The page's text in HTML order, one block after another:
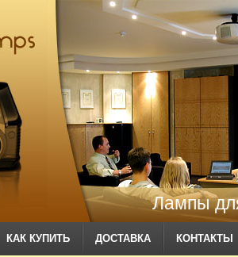
Лампы
КАК КУПИТЬ ДОСТАВКА КОНТАКТЫ